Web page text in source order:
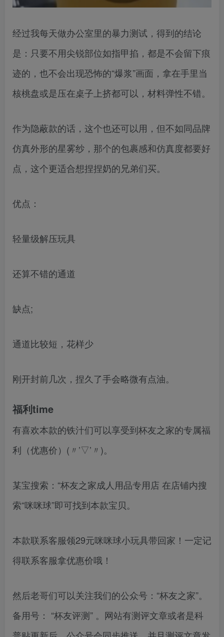
经过我每天做办公室里的暴力测试，得到的结论
是：只要不用尖锐部位如指甲掐，都是不会留下痕
迹的，也不会出现恐怖的“爆浆”画面，拿在手里当
核桃盘或是压在桌子上挤都可以，材料弹性不错。
作为隐蔽款的话，这个也还可以用，但不如同品牌
仿真外形的星雾纱，那个的包裹感和仿真度都要好
点，这个更适合想捏捏奶的兄弟们买。
优点：
轻量级解压玩具
还算不错的通道
缺点;
通道比较短，花样少
刚开封前几次，捏久了手会略微有点油。
福利time
有喜欢本款的铁汁们可以享受到杯友之家的专属福
利（优惠价）(〃’▽’〃)。
某宝搜索：“杯友之家成人用品专用店 在店铺内搜
索“咪咪球”即可找到本款宝贝。
本款联系客服领29元咪咪球小玩具带回家！一定记
得联系客服拿优惠价哦！
然后老哥们可以关注我们的公众号：“杯友之家”。
备用号： “杯友评测” 。网站有测评文章或者是科